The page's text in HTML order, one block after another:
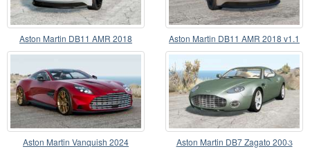
Aston Martin DB11 AMR 2018 Aston Martin DB11 AMR 2018 v1.1
Aston Martin Vanquish 2024 Aston Martin DB7 Zagato 200૩